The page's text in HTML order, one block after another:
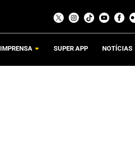
IMPRENSA SUPER APP NOTÍCIAS